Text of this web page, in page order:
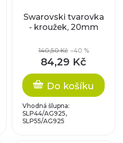
Swarovski tvarovka
- kroužek, 20mm
140,50 Kč –40 %
84,29 Kč
Do košíku
Vhodná šlupna:
SLP44/AG925,
SLP55/AG925